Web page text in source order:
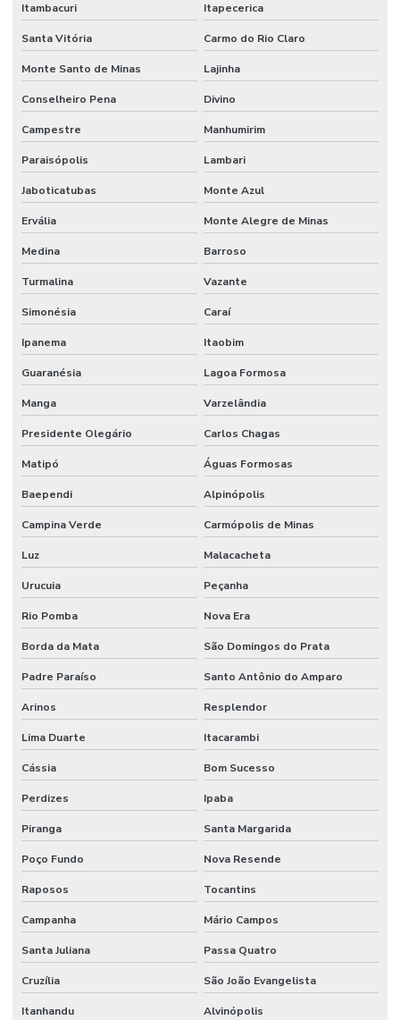
Itambacuri Itapecerica
Santa Vitória Carmo do Rio Claro
Monte Santo de Minas Lajinha
Conselheiro Pena Divino
Campestre Manhumirim
Paraisópolis Lambari
Jaboticatubas Monte Azul
Ervália Monte Alegre de Minas
Medina Barroso
Turmalina Vazante
Simonésia Caraí
Ipanema Itaobim
Guaranésia Lagoa Formosa
Manga Varzelândia
Presidente Olegário Carlos Chagas
Matipó Águas Formosas
Baependi Alpinópolis
Campina Verde Carmópolis de Minas
Luz Malacacheta
Urucuia Peçanha
Rio Pomba Nova Era
Borda da Mata São Domingos do Prata
Padre Paraíso Santo Antônio do Amparo
Arinos Resplendor
Lima Duarte Itacarambi
Cássia Bom Sucesso
Perdizes Ipaba
Piranga Santa Margarida
Poço Fundo Nova Resende
Raposos Tocantins
Campanha Mário Campos
Santa Juliana Passa Quatro
Cruzília São João Evangelista
Itanhandu Alvinópolis